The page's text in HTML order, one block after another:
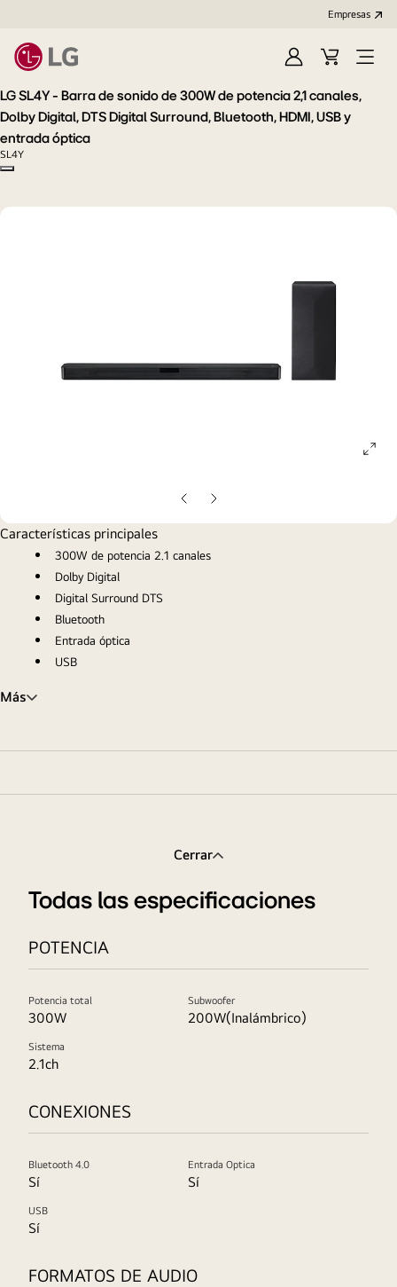
Empresas
Iniciar
Sesión
Carrito
de
compra
Open
LG SL4Y - Barra de sonido de 300W de potencia 2,1 canales,
Dolby Digital, DTS Digital Surround, Bluetooth, HDMI, USB y
entrada óptica
SL4Y
Copy model name
Diapositiva
anterior
Diapositiva
siguiente
Características principales
300W de potencia 2.1 canales
Dolby Digital
Digital Surround DTS
Bluetooth
Entrada óptica
USB
Más
Cerrar
Todas las especificaciones
POTENCIA
Potencia total
300W
Subwoofer
200W(Inalámbrico)
Sistema
2.1ch
CONEXIONES
Bluetooth 4.0
Sí
Entrada Optica
Sí
USB
Sí
FORMATOS DE AUDIO